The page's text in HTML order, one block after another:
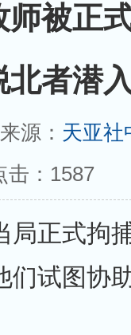
被正
北者潜
源： 天亚社
击： 1587
局正式拘
们试图协